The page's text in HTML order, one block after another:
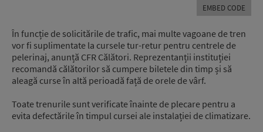
EMBED CODE
În funcție de solicitările de trafic, mai multe vagoane de tren
vor fi suplimentate la cursele tur-retur pentru centrele de
pelerinaj, anunță CFR Călători. Reprezentanții instituției
recomandă călătorilor să cumpere biletele din timp și să
aleagă curse în altă perioadă față de orele de vârf.
Toate trenurile sunt verificate înainte de plecare pentru a
evita defectările în timpul cursei ale instalației de climatizare.